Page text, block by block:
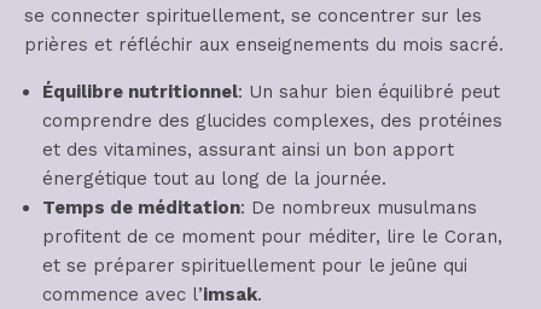
se connecter spirituellement, se concentrer sur les
prières et réfléchir aux enseignements du mois sacré.
Équilibre nutritionnel: Un sahur bien équilibré peut
comprendre des glucides complexes, des protéines
et des vitamines, assurant ainsi un bon apport
énergétique tout au long de la journée.
Temps de méditation: De nombreux musulmans
profitent de ce moment pour méditer, lire le Coran,
et se préparer spirituellement pour le jeûne qui
commence avec l’imsak.